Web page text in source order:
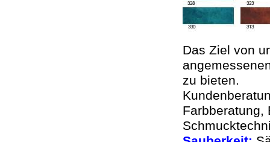
Das Ziel von
zu bieten.
Farbberatung,